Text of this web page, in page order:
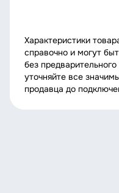
Характеристики
справочно и могут
без
уточняйте все
продавца до